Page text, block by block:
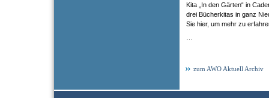
Kita „In den Gärten“ in
drei Bücherkitas in ganz
Sie hier, um mehr zu
zum AWO Aktuell Archiv